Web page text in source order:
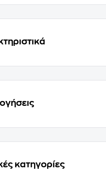
κατηγορίες